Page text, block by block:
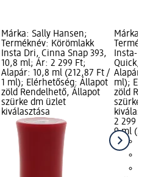
Márka: Sally Hansen;
Terméknév: Körömlakk
Insta Dri, Cinna Snap 393,
10,8 ml; Ár: 2 299 Ft;
Alapár: 10,8 ml (212,87 Ft /
1 ml); Elérhetőség: Állapot
zöld Rendelhető, Állapot
szürke dm üzlet
kiválasztása
Márka:
Insta-
Quick, 9
Alapár:
ml);
zöld
szürke
2 299 Ft
9 ml